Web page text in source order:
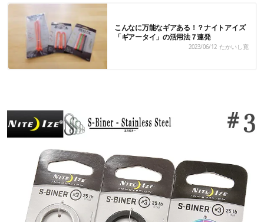
こんなに万能なギアある！？ナイトアイズ
「ギアータイ」の活用法７連発
2023/06/12 たかいし寛